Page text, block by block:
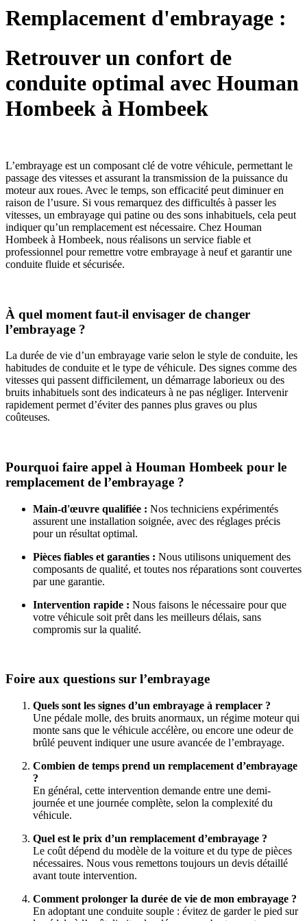
Remplacement d'embrayage :
Retrouver un confort de
conduite optimal avec Houman
Hombeek à Hombeek
L’embrayage est un composant clé de votre véhicule, permettant le
passage des vitesses et assurant la transmission de la puissance du
moteur aux roues. Avec le temps, son efficacité peut diminuer en
raison de l’usure. Si vous remarquez des difficultés à passer les
vitesses, un embrayage qui patine ou des sons inhabituels, cela peut
indiquer qu’un remplacement est nécessaire. Chez Houman
Hombeek à Hombeek, nous réalisons un service fiable et
professionnel pour remettre votre embrayage à neuf et garantir une
conduite fluide et sécurisée.
À quel moment faut-il envisager de changer
l’embrayage ?
La durée de vie d’un embrayage varie selon le style de conduite, les
habitudes de conduite et le type de véhicule. Des signes comme des
vitesses qui passent difficilement, un démarrage laborieux ou des
bruits inhabituels sont des indicateurs à ne pas négliger. Intervenir
rapidement permet d’éviter des pannes plus graves ou plus
coûteuses.
Pourquoi faire appel à Houman Hombeek pour le
remplacement de l’embrayage ?
Main-d'œuvre qualifiée : Nos techniciens expérimentés
assurent une installation soignée, avec des réglages précis
pour un résultat optimal.
Pièces fiables et garanties : Nous utilisons uniquement des
composants de qualité, et toutes nos réparations sont couvertes
par une garantie.
Intervention rapide : Nous faisons le nécessaire pour que
votre véhicule soit prêt dans les meilleurs délais, sans
compromis sur la qualité.
Foire aux questions sur l’embrayage
Quels sont les signes d’un embrayage à remplacer ?
Une pédale molle, des bruits anormaux, un régime moteur qui
monte sans que le véhicule accélère, ou encore une odeur de
brûlé peuvent indiquer une usure avancée de l’embrayage.
Combien de temps prend un remplacement d’embrayage
?
En général, cette intervention demande entre une demi-
journée et une journée complète, selon la complexité du
véhicule.
Quel est le prix d’un remplacement d’embrayage ?
Le coût dépend du modèle de la voiture et du type de pièces
nécessaires. Nous vous remettons toujours un devis détaillé
avant toute intervention.
Comment prolonger la durée de vie de mon embrayage ?
En adoptant une conduite souple : évitez de garder le pied sur